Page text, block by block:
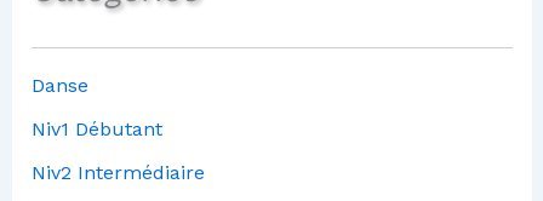
Danse
Niv1 Débutant
Niv2 Intermédiaire